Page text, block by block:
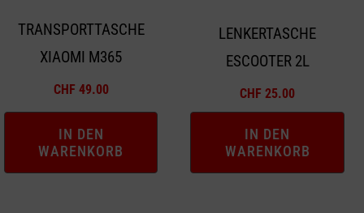
TRANSPORTTASCHE
XIAOMI M365
CHF 49.00
IN DEN
WARENKORB
LENKERTASCHE
ESCOOTER 2L
CHF 25.00
IN DEN
WARENKORB